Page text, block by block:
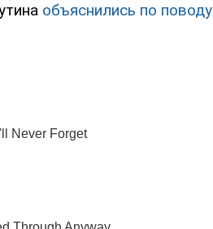
объяснились по